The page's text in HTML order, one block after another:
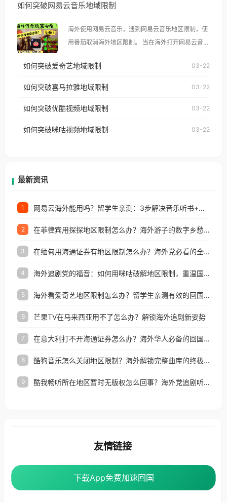
示语。 海外用户如香港、澳门、台湾、美国、加拿
像其他音乐平台一样，出现地区及版权限制问题，且
仅能在中国大陆地区播放。 遇到这个问题的朋友们，
使用番茄回国加速器，即可解决「海外用户收听腾讯
台湾、美国、加拿大、澳大利亚、欧洲等国家和地区
权限制所困扰。
如何突破网易云音乐地域限制
海外使用网易云音乐，遇到网易云音乐地区限制，使
用番茄取消海外地区限制。 当在海外打开网易云音
播放”的提示语。 海外用户如香港、澳门、台湾、美
国、加拿大、澳大利亚、欧洲等国家和地区时，网易
制问题，且仅能在中国大陆地区播放。 遇到这个问题
户收听网易云音乐地区版权限制」的问题，无论人在
如何突破爱奇艺地域限制 03-22
如何突破喜马拉雅地域限制 03-22
如何突破优酷视频地域限制 03-22
如何突破咪咕视频地域限制 03-22
最新资讯
1 网易云海外能用吗？留学生亲测：3步解决音乐听书+银行视频地区限制
2 在菲律宾用探探地区限制怎么办？海外游子的数字乡愁与破局之道
3 在缅甸用海通证券有地区限制怎么办？海外党必看的全场景回国加速指南
4 海外追剧党的福音：如何用咪咕破解地区限制，重温国内精彩
5 海外看爱奇艺地区限制怎么办？留学生亲测有效的回国加速器选择指南
6 芒果TV在马来西亚用不了怎么办？解锁海外追剧新姿势
7 在意大利打不开海通证券怎么办？海外华人必备的回国加速指南（附2026世界杯观赛秘籍）
8 酷狗音乐怎么关闭地区限制？海外解锁完整曲库的终极指南
9 酷我畅听所在地区暂时无版权怎么回事？海外党追剧听歌的破局指南
下载App免费加速回国
下载App免费加速回国
友情链接